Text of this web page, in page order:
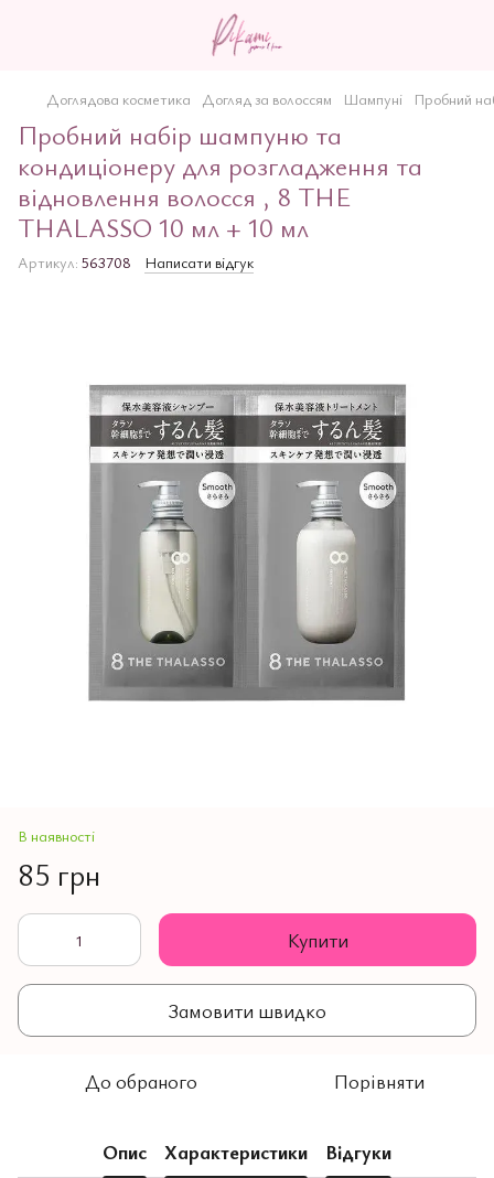
Доглядова косметика Догляд за волоссям Шампуні Пробний
Пробний набір шампуню та
кондиціонеру для розгладження та
відновлення волосся , 8 THE
THALASSO 10 мл + 10 мл
Артикул: 563708 Написати відгук
В наявності
85 грн
Купити
Замовити швидко
До обраного Порівняти
Опис Характеристики Відгуки